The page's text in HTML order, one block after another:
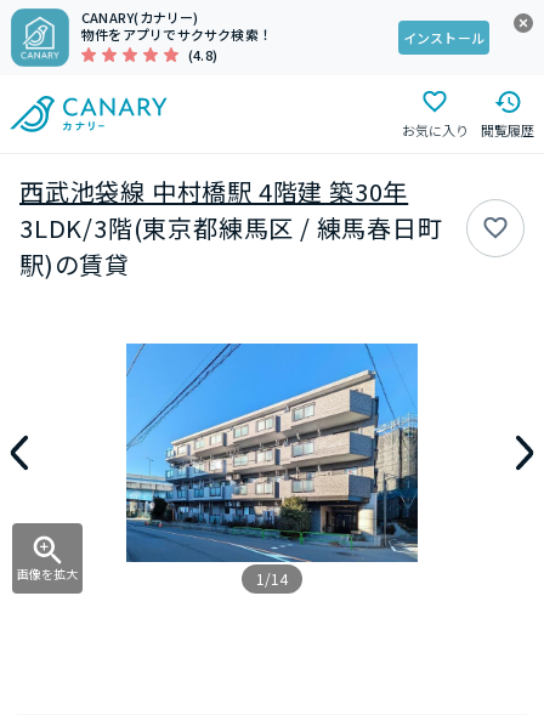
CANARY(カナリー)
物件をアプリでサクサク検索！
(4.8)
インストール
お気に入り 閲覧履歴
西武池袋線 中村橋駅 4階建 築30年
3LDK/3階(東京都練馬区 / 練馬春日町
駅)の賃貸
画像を拡大 1/14